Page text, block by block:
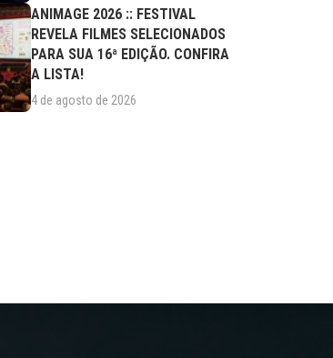
ANIMAGE 2026 :: FESTIVAL
REVELA FILMES SELECIONADOS
PARA SUA 16ª EDIÇÃO. CONFIRA
A LISTA!
4 de agosto de 2026